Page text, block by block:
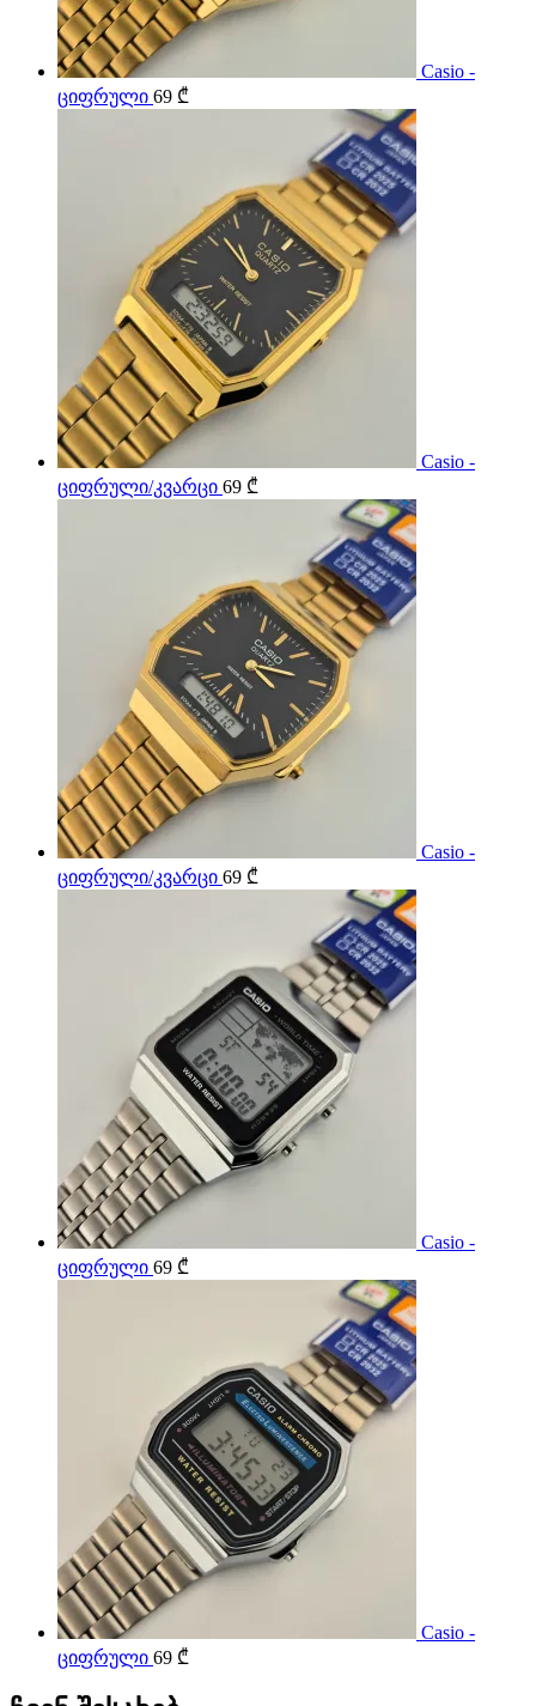
Casio -
ციფრული 69 ₾
Casio -
ციფრული/კვარცი 69 ₾
Casio -
ციფრული/კვარცი 69 ₾
Casio -
ციფრული 69 ₾
Casio -
ციფრული 69 ₾